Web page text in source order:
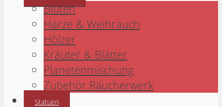
Blüten
Harze & Weihrauch
Hölzer
Kräuter & Blätter
Planetenmischung
Zubehör Räucherwerk
Statuen